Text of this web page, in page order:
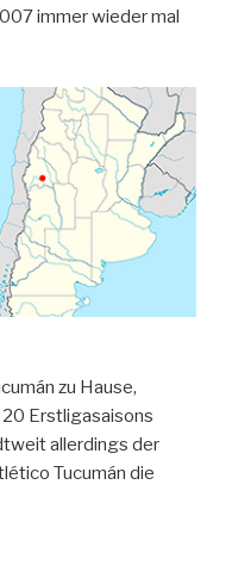
immer wieder mal
zu Hause,
Erstligasaisons
allerdings der
Tucumán die